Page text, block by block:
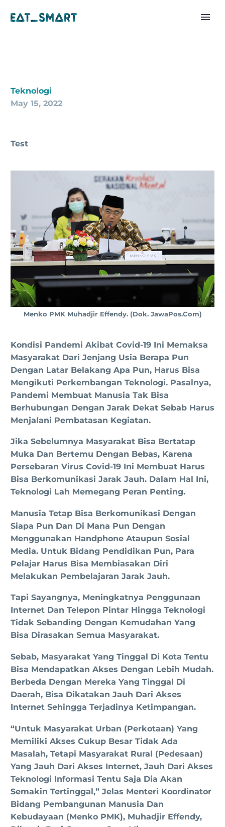
Teknologi
May 15, 2022
Test
Menko PMK Muhadjir Effendy. (dok. JawaPos.com)
Kondisi Pandemi Akibat Covid-19 Ini Memaksa
Masyarakat Dari Jenjang Usia Berapa Pun
Dengan Latar Belakang Apa Pun, Harus Bisa
Mengikuti Perkembangan Teknologi. Pasalnya,
Pandemi Membuat Manusia Tak Bisa
Berhubungan Dengan Jarak Dekat Sebab Harus
Menjalani Pembatasan Kegiatan.
Jika Sebelumnya Masyarakat Bisa Bertatap
Muka Dan Bertemu Dengan Bebas, Karena
Persebaran Virus Covid-19 Ini Membuat Harus
Bisa Berkomunikasi Jarak Jauh. Dalam Hal Ini,
Teknologi Lah Memegang Peran Penting.
Manusia Tetap Bisa Berkomunikasi Dengan
Siapa Pun Dan Di Mana Pun Dengan
Menggunakan Handphone Ataupun Sosial
Media. Untuk Bidang Pendidikan Pun, Para
Pelajar Harus Bisa Membiasakan Diri
Melakukan Pembelajaran Jarak Jauh.
Tapi Sayangnya, Meningkatnya Penggunaan
Internet Dan Telepon Pintar Hingga Teknologi
Tidak Sebanding Dengan Kemudahan Yang
Bisa Dirasakan Semua Masyarakat.
Sebab, Masyarakat Yang Tinggal Di Kota Tentu
Bisa Mendapatkan Akses Dengan Lebih Mudah.
Berbeda Dengan Mereka Yang Tinggal Di
Daerah, Bisa Dikatakan Jauh Dari Akses
Internet Sehingga Terjadinya Ketimpangan.
“Untuk Masyarakat Urban (perkotaan) Yang
Memiliki Akses Cukup Besar Tidak Ada
Masalah, Tetapi Masyarakat Rural (pedesaan)
Yang Jauh Dari Akses Internet, Jauh Dari Akses
Teknologi Informasi Tentu Saja Dia Akan
Semakin Tertinggal,” Jelas Menteri Koordinator
Bidang Pembangunan Manusia Dan
Kebudayaan (Menko PMK), Muhadjir Effendy,